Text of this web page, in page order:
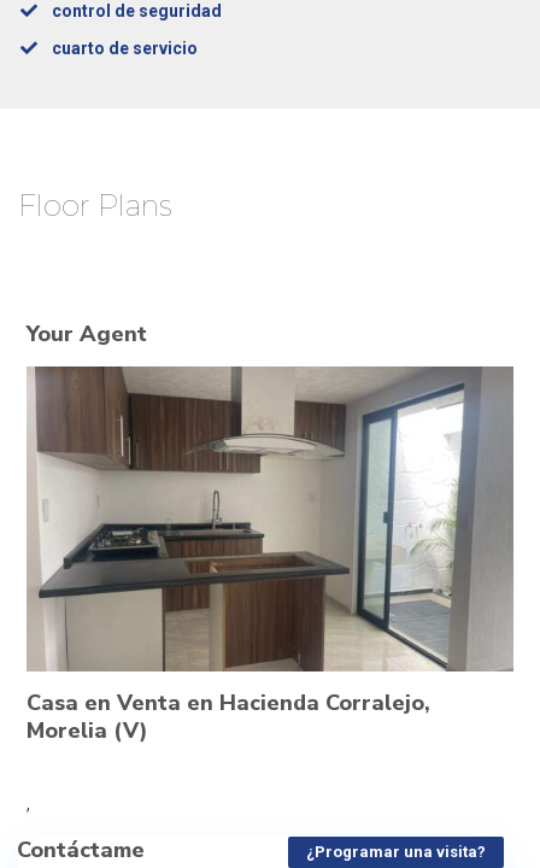
control de seguridad
cuarto de servicio
Floor Plans
Your Agent
Casa en Venta en Hacienda Corralejo,
Morelia (V)
,
Contáctame ¿Programar una visita?